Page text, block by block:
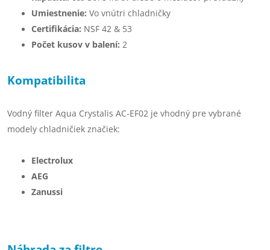
Umiestnenie: Vo vnútri chladničky
Certifikácia: NSF 42 & 53
Počet kusov v balení: 2
Kompatibilita
Vodný filter Aqua Crystalis AC-EF02 je vhodný pre vybrané
modely chladničiek značiek:
Electrolux
AEG
Zanussi